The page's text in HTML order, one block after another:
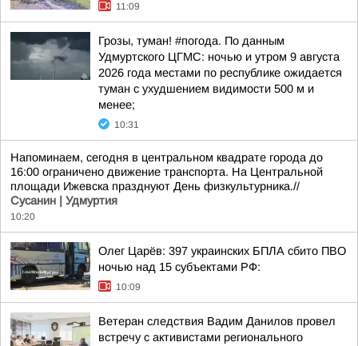
11:09
Грозы, туман! #погода. По данным
Удмуртского ЦГМС: ночью и утром 9 августа
2026 года местами по республике ожидается
туман с ухудшением видимости 500 м и
менее;
10:31
Напоминаем, сегодня в центральном квадрате города до
16:00 ограничено движение транспорта. На Центральной
площади Ижевска празднуют День физкультурника.//
Сусанин | Удмуртия
10:20
Олег Царёв: 397 украинских БПЛА сбито ПВО
ночью над 15 субъектами РФ:
10:09
Ветеран следствия Вадим Данилов провел
встречу с активистами регионального